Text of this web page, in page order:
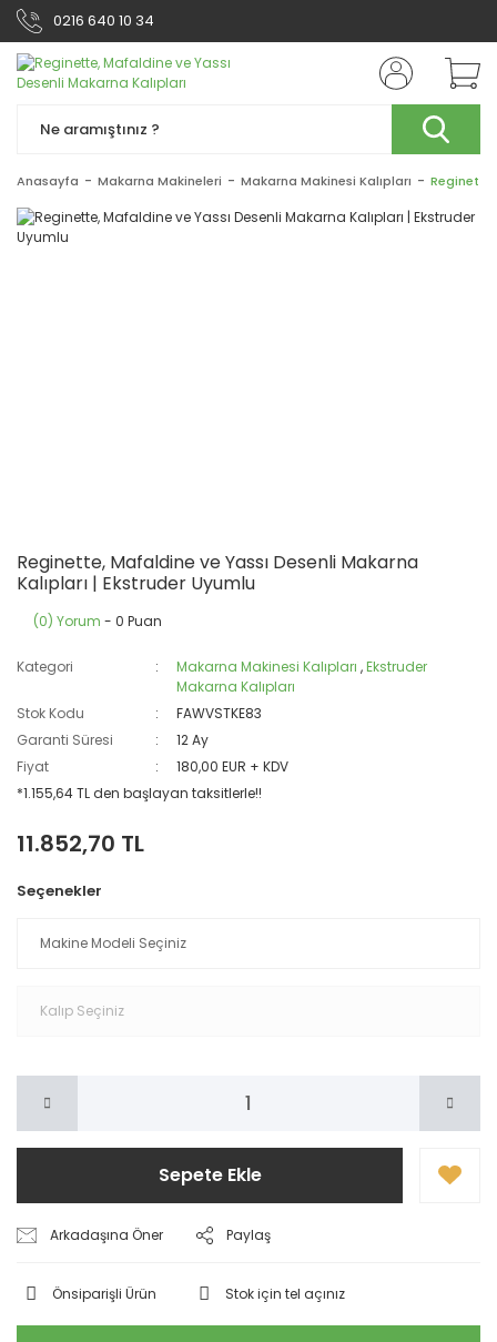
0216 640 10 34
Anasayfa Makarna Makineleri Makarna Makinesi Kalıpları Reginette,
Reginette, Mafaldine ve Yassı Desenli Makarna
Kalıpları | Ekstruder Uyumlu
(0) Yorum - 0 Puan
Kategori Makarna Makinesi Kalıpları ,Ekstruder
Makarna Kalıpları
Stok Kodu
FAWVSTKE83
Garanti Süresi
12 Ay
Fiyat
180,00 EUR + KDV
*1.155,64 TL den başlayan taksitlerle!!
11.852,70 TL
Seçenekler
Sepete Ekle
Arkadaşına Öner Paylaş
Önsiparişli Ürün Stok için tel açınız